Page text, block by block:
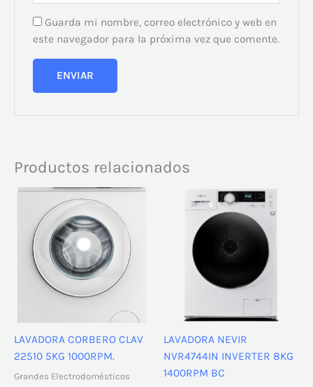
Guarda mi nombre, correo electrónico y web en
este navegador para la próxima vez que comente.
Productos relacionados
LAVADORA CORBERO CLAV
22510 5KG 1000RPM.
Grandes Electrodomésticos
LAVADORA NEVIR
NVR4744IN INVERTER 8KG
1400RPM BC